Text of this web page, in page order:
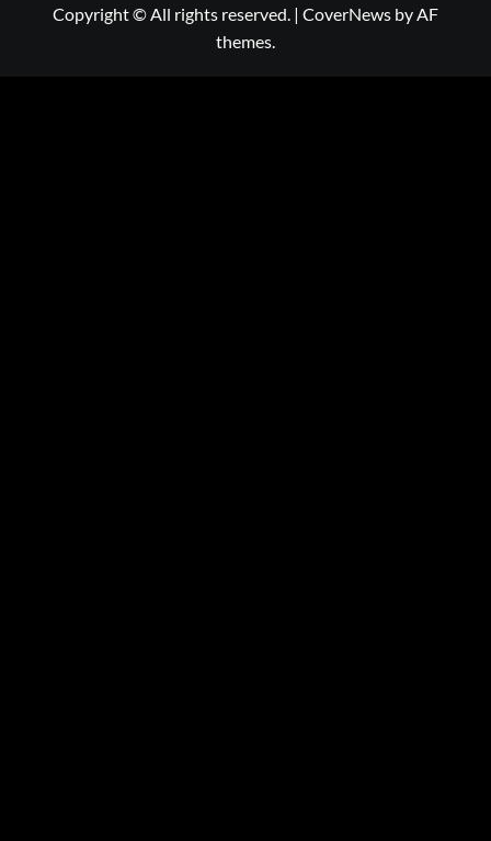
Copyright © All rights reserved. | CoverNews by AF
themes.